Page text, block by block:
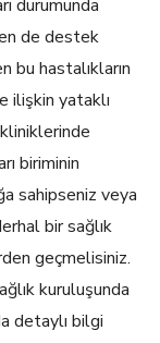
durumunda
de destek
bu hastalıkların
ilişkin yataklı
biriminin
sahipseniz veya
bir sağlık
geçmelisiniz.
kuruluşunda
detaylı bilgi